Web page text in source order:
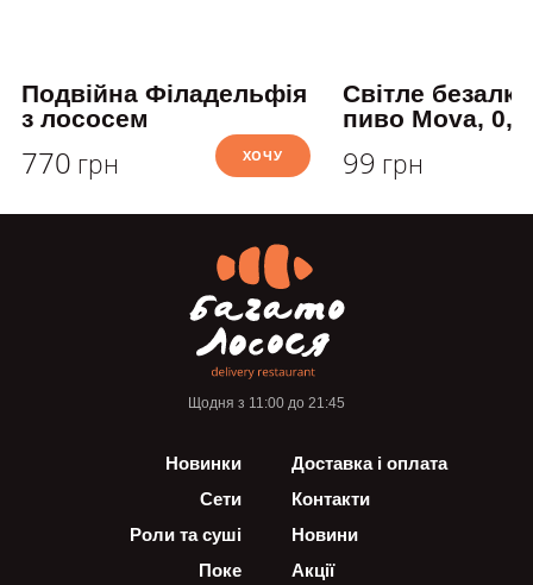
Подвійна Філадельфія
з лососем
770 грн ХОЧУ
Світле
пиво Mova,
99 грн
Щодня з 11:00 до 21:45
Новинки
Сети
Роли та суші
Поке
Доставка і оплата
Контакти
Новини
Акції